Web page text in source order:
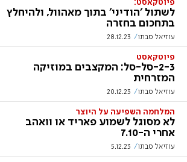
פיוטקאסט:
לשתול 'הודיני' בתוך מאהוול, ולהיחלץ
בתחכום בחזרה
עוזיאל סבתו 28.12.23
פיוטקאסט
2-3-סל-סל: המקצבים במוזיקה
המזרחית
עוזיאל סבתו 20.12.23
המלחמה השפיעה על היוצר
לא מסוגל לשמוע פאריד או וואהב
אחרי ה-7.10
עוזיאל סבתו 5.12.23